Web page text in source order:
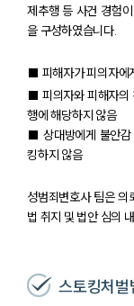
제추행 등 사건 경험
을 구성하였습니다.
■ 피해자가 피의자에
■ 피의자와 피해자의
행에 해당하지 않음
■ 상대방에게 불안감
킹하지 않음
성범죄변호사 팀은 의
법 취지 및 법안 심의
스토킹처벌